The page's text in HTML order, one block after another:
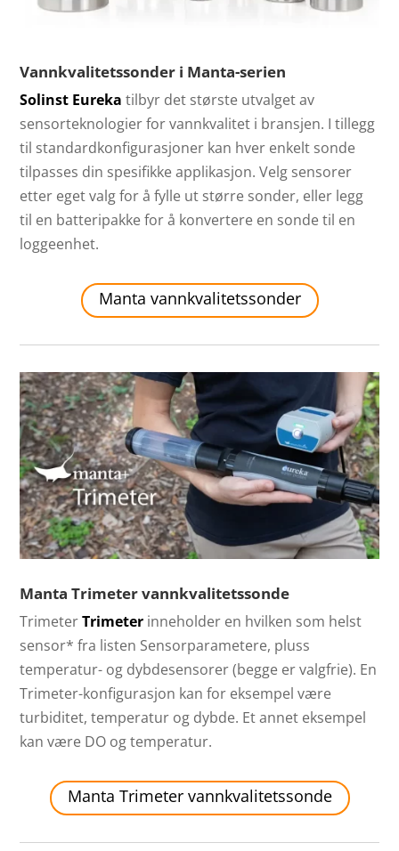
Vannkvalitetssonder i Manta-serien
Solinst Eureka tilbyr det største utvalget av
sensorteknologier for vannkvalitet i bransjen. I tillegg
til standardkonfigurasjoner kan hver enkelt sonde
tilpasses din spesifikke applikasjon. Velg sensorer
etter eget valg for å fylle ut større sonder, eller legg
til en batteripakke for å konvertere en sonde til en
loggeenhet.
Manta vannkvalitetssonder
Manta Trimeter vannkvalitetssonde
TrimeterTrimeter inneholder en hvilken som helst
sensor* fra listen Sensorparametere, pluss
temperatur- og dybdesensorer (begge er valgfrie). En
Trimeter-konfigurasjon kan for eksempel være
turbiditet, temperatur og dybde. Et annet eksempel
kan være DO og temperatur.
Manta Trimeter vannkvalitetssonde